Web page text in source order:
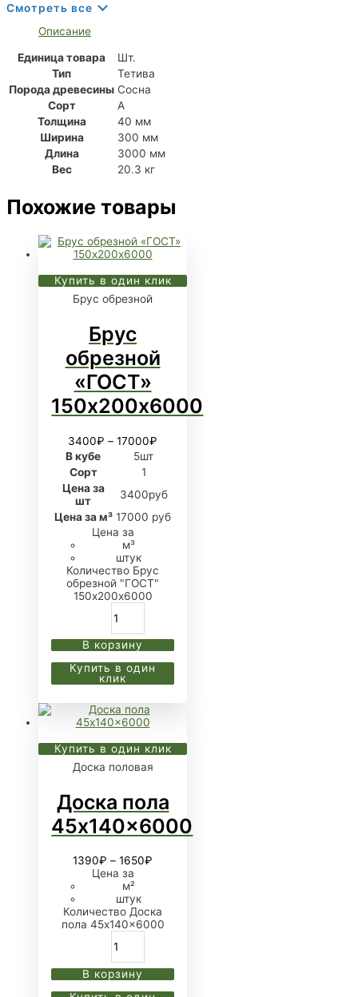
Пиломатериалы Дрезна
Пиломатериалы Егорьевск
Пиломатериалы Зарайск
Пиломатериалы Ивантеевка
Пиломатериалы Лобня ,
Пиломатериалы Пушкино,Пиломатериалы Фрязино
Пиломатериалы Химки,Пиломатериалы Щёлково
Смотреть все
Описание
Единица товара
Шт.
Тип
Тетива
Порода древесины Сосна
Сорт
А
Толщина
40 мм
Ширина
300 мм
Длина
3000 мм
Вес
20.3 кг
Похожие товары
Купить в один клик
Брус обрезной
Брус
обрезной
«ГОСТ»
150х200х6000
3400₽ – 17000₽
В кубе
5шт
Сорт
1
Цена за
шт
3400руб
Цена за м³ 17000 руб
Цена за
м³
штук
Количество Брус
обрезной "ГОСТ"
150х200х6000
В корзину
Купить в один
клик
Купить в один клик
Доска половая
Доска пола
45x140x6000
1390₽ – 1650₽
Цена за
м²
штук
Количество Доска
пола 45x140x6000
В корзину